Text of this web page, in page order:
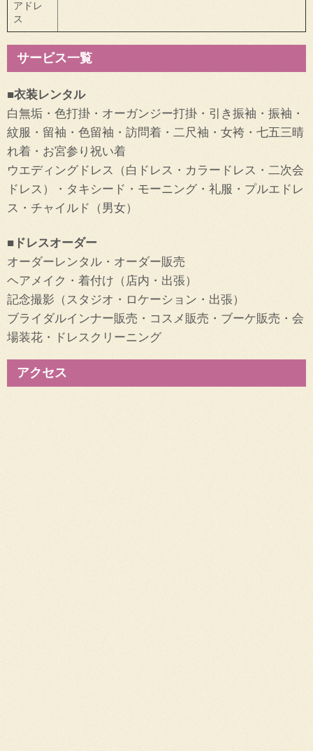
アドレ
ス
サービス一覧
■衣装レンタル
白無垢・色打掛・オーガンジー打掛・引き振袖・振袖・
紋服・留袖・色留袖・訪問着・二尺袖・女袴・七五三晴
れ着・お宮参り祝い着
ウエディングドレス（白ドレス・カラードレス・二次会
ドレス）・タキシード・モーニング・礼服・プルエドレ
ス・チャイルド（男女）
■ドレスオーダー
オーダーレンタル・オーダー販売
ヘアメイク・着付け（店内・出張）
記念撮影（スタジオ・ロケーション・出張）
ブライダルインナー販売・コスメ販売・ブーケ販売・会
場装花・ドレスクリーニング
アクセス